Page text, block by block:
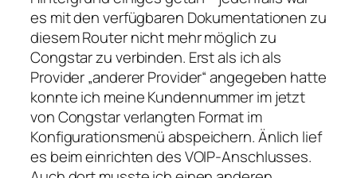
es mit den verfügbaren Dokumentationen zu
diesem Router nicht mehr möglich zu
Congstar zu verbinden. Erst als ich als
Provider „anderer Provider“ angegeben hatte
konnte ich meine Kundennummer im jetzt
von Congstar verlangten Format im
Konfigurationsmenü abspeichern. Änlich lief
es beim einrichten des VOIP-Anschlusses.